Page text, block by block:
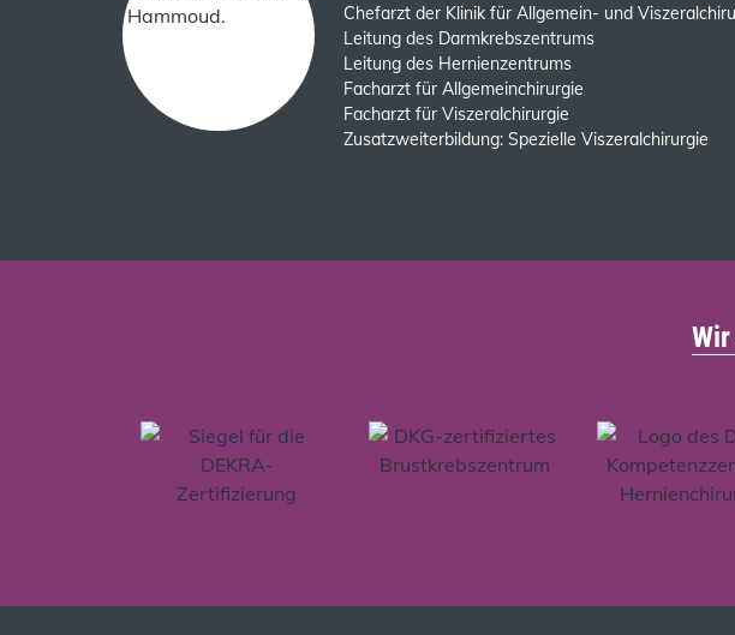
Chefarzt der Klinik für Allgemein- und
Leitung des Darmkrebszentrums
Leitung des Hernienzentrums
Facharzt für Allgemeinchirurgie
Facharzt für Viszeralchirurgie
Zusatzweiterbildung: Spezielle Viszeralchirurgie